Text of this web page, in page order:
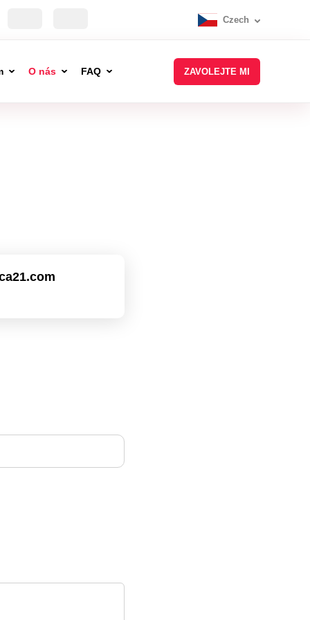
Czech
O nás FAQ ZAVOLEJTE MI